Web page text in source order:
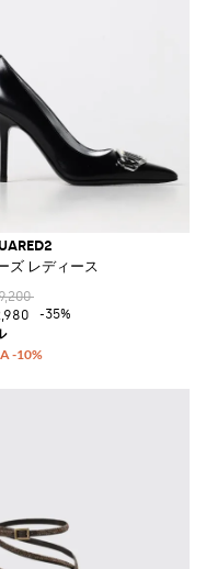
ズ レディース
-35%